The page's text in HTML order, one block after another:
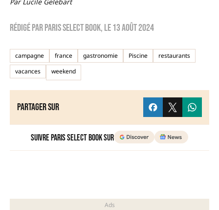
Rédigé parParis Select Book, le13 août 2024
campagne france gastronomie Piscine
restaurants
vacances
weekend
Partager sur
Suivre Paris Select Book sur